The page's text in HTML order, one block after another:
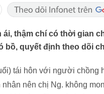
ái, thậm chí có thời gian
bồ, quyết định theo dõi
tái hôn với người
nên chị Ng. không